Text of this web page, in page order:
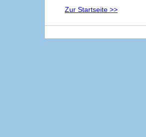
Zur Startseite >>